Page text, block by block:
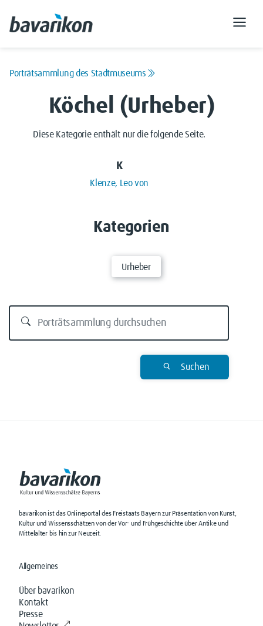
Porträtsammlung des Stadtmuseums
Köchel (Urheber)
Diese Kategorie enthält nur die folgende Seite.
K
Klenze, Leo von
Kategorien
Urheber
Suchen
bavarikon ist das Onlineportal des Freistaats Bayern zur Präsentation von Kunst,
Kultur und Wissensschätzen von der Vor- und Frühgeschichte über Antike und
Mittelalter bis hin zur Neuzeit.
Allgemeines
Über bavarikon
Kontakt
Presse